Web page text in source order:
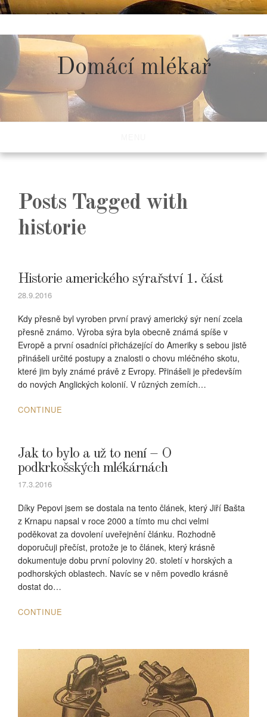
to
content
Domácí mlékař
Posts Tagged with
historie
Historie amerického sýrařství 1. část
28.9.2016
Kdy přesně byl vyroben první pravý americký sýr není zcela
přesně známo. Výroba sýra byla obecně známá spíše v
Evropě a první osadníci přicházející do Ameriky s sebou jistě
přinášeli určité postupy a znalosti o chovu mléčného skotu,
které jim byly známé právě z Evropy. Přinášeli je především
do nových Anglických kolonií. V různých zemích…
CONTINUE
Jak to bylo a už to není – O
podkrkošských mlékárnách
17.3.2016
Díky Pepovi jsem se dostala na tento článek, který Jiří Bašta
z Krnapu napsal v roce 2000 a tímto mu chci velmi
poděkovat za dovolení uveřejnění článku. Rozhodně
doporučuji přečíst, protože je to článek, který krásně
dokumentuje dobu první poloviny 20. století v horských a
podhorských oblastech. Navíc se v něm povedlo krásně
dostat do…
CONTINUE